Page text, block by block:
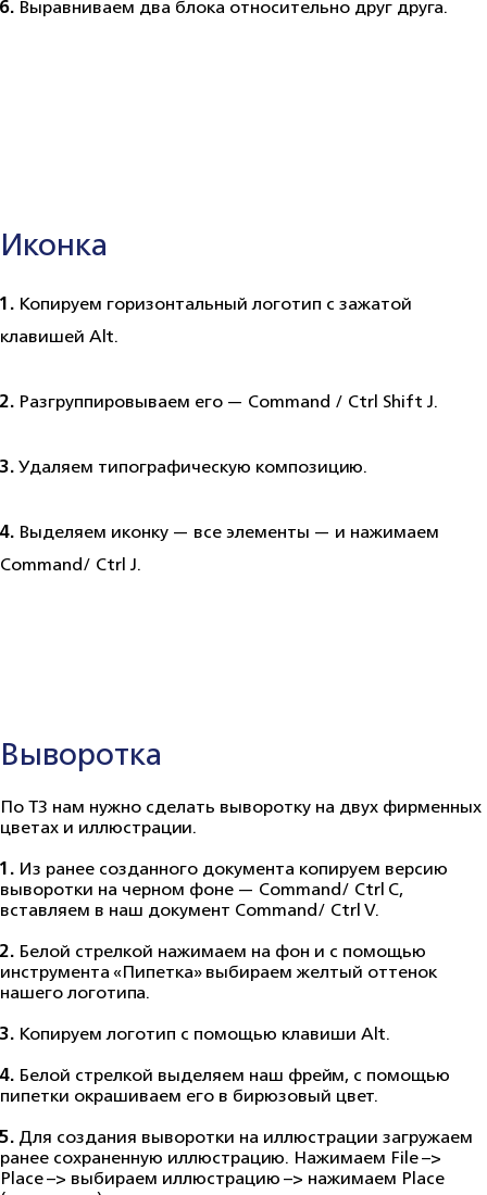
6. Выравниваем два блока относительно друг друга.
Иконка
1. Копируем горизонтальный логотип с зажатой
клавишей Alt.
2. Разгруппировываем его — Command / Ctrl Shift J.
3.Удаляем типографическую композицию.
4. Выделяем иконку — все элементы — и нажимаем
Command/ Ctrl J.
Выворотка
По ТЗ нам нужно сделать выворотку на двух фирменных
цветах и иллюстрации.
1. Из ранее созданного документа копируем версию
выворотки на черном фоне — Сommand/ Ctrl C,
вставляем в наш документ Сommand/ Ctrl V.
2. Белой стрелкой нажимаем на фон и с помощью
инструмента «Пипетка» выбираем желтый оттенок
нашего логотипа.
3. Копируем логотип с помощью клавиши Alt.
4. Белой стрелкой выделяем наш фрейм, с помощью
пипетки окрашиваем его в бирюзовый цвет.
5.Для создания выворотки на иллюстрации загружаем
ранее сохраненную иллюстрацию. Нажимаем File –>
Place –> выбираем иллюстрацию –> нажимаем Place